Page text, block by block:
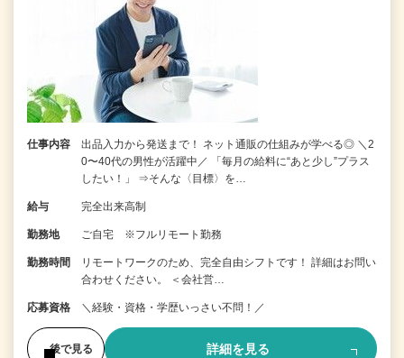
仕事内容
出品入力から発送まで！ ネット通販の仕組みが学べる◎ ＼2
0〜40代の男性が活躍中／ 「毎月の給料に“あと少し”プラス
したい！」 ⇒そんな〈目標〉を…
給与 完全出来高制
勤務地 ご自宅 ※フルリモート勤務
勤務時間
リモートワークのため、完全自由シフトです！ 詳細はお問い
合わせください。 ＜会社営…
応募資格 ＼経験・資格・学歴いっさい不問！／
後で見る 詳細を見る